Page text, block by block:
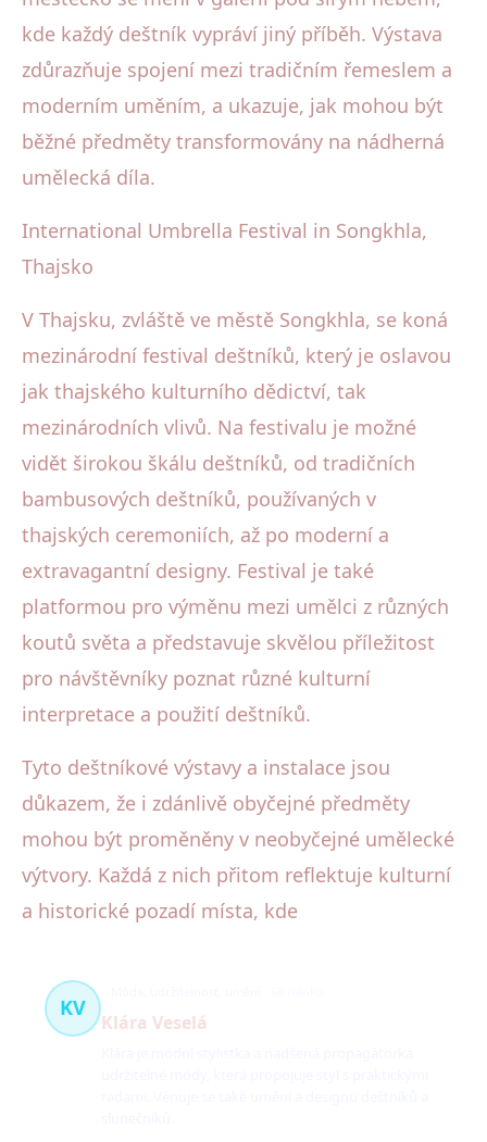
kde každý deštník vypráví jiný příběh. Výstava
zdůrazňuje spojení mezi tradičním řemeslem a
moderním uměním, a ukazuje, jak mohou být
běžné předměty transformovány na nádherná
umělecká díla.
International Umbrella Festival in Songkhla,
Thajsko
V Thajsku, zvláště ve městě Songkhla, se koná
mezinárodní festival deštníků, který je oslavou
jak thajského kulturního dědictví, tak
mezinárodních vlivů. Na festivalu je možné
vidět širokou škálu deštníků, od tradičních
bambusových deštníků, používaných v
thajských ceremoniích, až po moderní a
extravagantní designy. Festival je také
platformou pro výměnu mezi umělci z různých
koutů světa a představuje skvělou příležitost
pro návštěvníky poznat různé kulturní
interpretace a použití deštníků.
Tyto deštníkové výstavy a instalace jsou
důkazem, že i zdánlivě obyčejné předměty
mohou být proměněny v neobyčejné umělecké
výtvory. Každá z nich přitom reflektuje kulturní
a historické pozadí místa, kde
KV
Klára Veselá